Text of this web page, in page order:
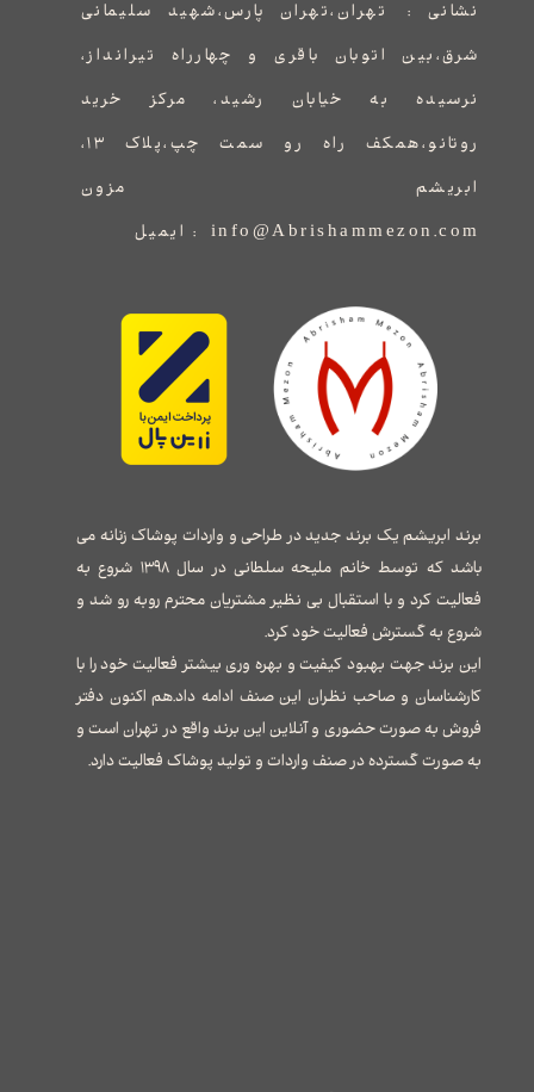
برند ابریشم یک برند جدید در طراحی و واردات پوشاک زنانه می
باشد که توسط خانم ملیحه سلطانی در سال ۱۳۹۸ شروع به
فعالیت کرد و با استقبال بی نظیر مشتریان محترم روبه رو شد و
شروع به گسترش فعالیت خود کرد.
این برند جهت بهبود کیفیت و بهره وری بیشتر فعالیت خود را با
کارشناسان و صاحب نظران این صنف ادامه داد.هم اکنون دفتر
فروش به صورت حضوری و آنلاین این برند واقع در تهران است و
به صورت گسترده در صنف واردات و تولید پوشاک فعالیت دارد.
نشانی : ​​​​​​​​​​​​​​تهران،تهران پارس،شهید سلیمانی
شرق،بین اتوبان باقری و چهارراه تیرانداز،
نرسیده به خیابان رشید، مرکز خرید
روتانو،همکف راه رو سمت چپ،پلاک ۱۳،
ابریشم مزون
info@Abrishammezon.com : ایمیل